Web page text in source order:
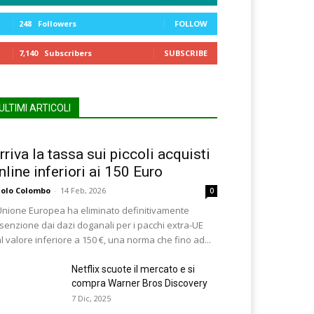
248 Followers FOLLOW
7,140 Subscribers SUBSCRIBE
ARTICOLI
la tassa sui piccoli acquisti
inferiori ai 150 Euro
Colombo - 14 Feb, 2026 0
Europea ha eliminato definitivamente
dai dazi doganali per i pacchi extra-UE
valore inferiore a 150 €, una norma che fino ad...
Netflix scuote il mercato e si
compra Warner Bros Discovery
7 Dic, 2025